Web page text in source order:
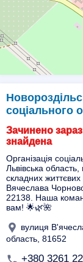
соціального
Зачинено
знайдена
Організація
Львівська
складних
Вячеслава
22138. Наша
вам! 🌟🌿🌺
вулиця
область, 81652
+380 3261